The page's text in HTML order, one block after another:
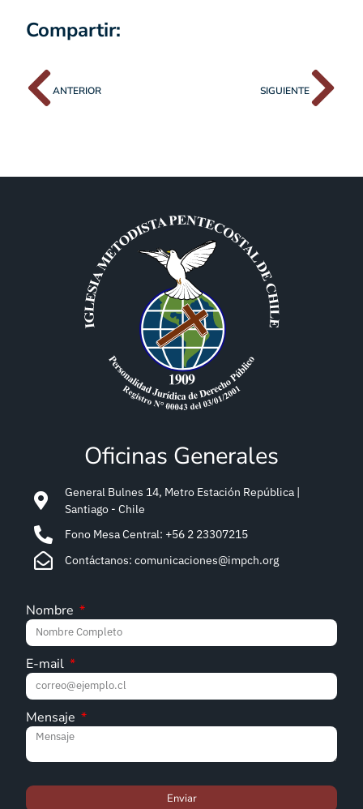
Compartir:
ANTERIOR SIGUIENTE
Oficinas Generales
General Bulnes 14, Metro Estación República |
Santiago - Chile
Fono Mesa Central: +56 2 23307215
Contáctanos: comunicaciones@impch.org
Nombre
E-mail
Mensaje
Enviar